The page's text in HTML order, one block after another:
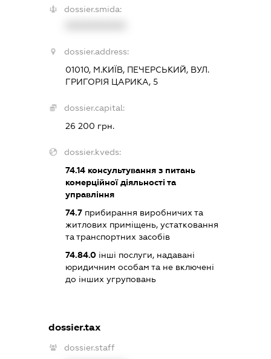
dossier.smida:
dossier.address:
01010, М.КИЇВ, ПЕЧЕРСЬКИЙ, ВУЛ.
ГРИГОРІЯ ЦАРИКА, 5
dossier.capital:
26 200 грн.
dossier.kveds:
74.14 консультування з питань
комерційної діяльності та
управління
74.7 прибирання виробничих та
житлових приміщень, устатковання
та транспортних засобів
74.84.0 інші послуги, надавані
юридичним особам та не включені
до інших угруповань
dossier.tax
dossier.staff